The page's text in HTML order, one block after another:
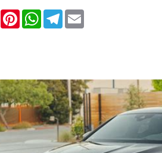
T
w
P
s
t
W
h
p
T
e
m